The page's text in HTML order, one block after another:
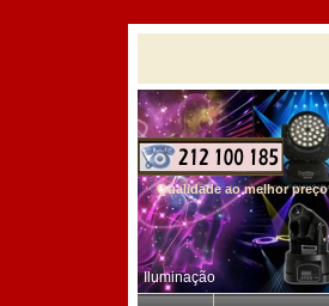
Qualidade ao melhor preço
Iluminação